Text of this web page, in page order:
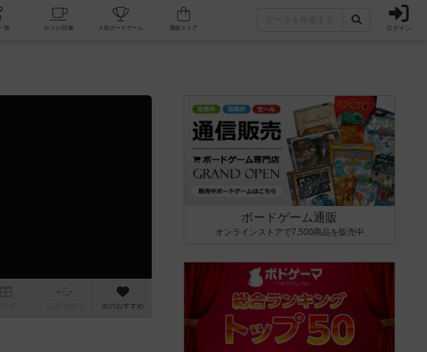
掲示板一覧 カフェ/店舗 人気ボードゲーム ログイン
次のおすすめ
ボードゲーム通販
オンラインストアで7,500商品を販売中